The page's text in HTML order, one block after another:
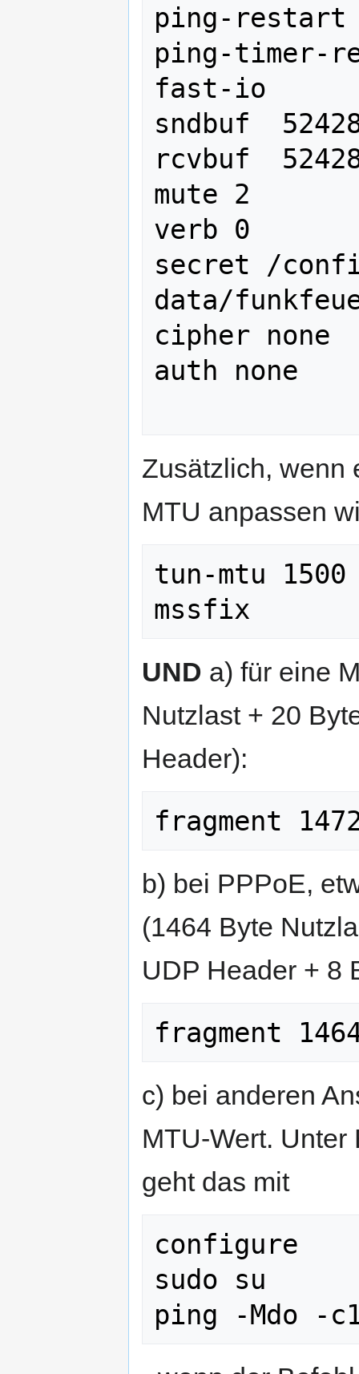
ping-restart
ping-timer-
fast-io
sndbuf
rcvbuf
mute 2
verb 0
secret /
data/
cipher none
auth none
Zusätzlich, wenn
MTU anpassen
tun-mtu 1500
UND a) für eine
Nutzlast + 20
Header):
b) bei PPPoE,
(1464 Byte
UDP Header + 8
c) bei anderen
MTU-Wert.
geht das mit
configure
sudo su